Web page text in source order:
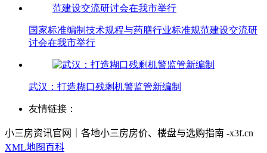
国家标准编制技术规程与药膳行业标准规范建设交流研
讨会在我市举行
武汉 ：打造糊口残剩机警监管新编制
友情链接：
小三房资讯官网｜各地小三房房价、楼盘与选购指南 -x3f.cn
XML地图 百科